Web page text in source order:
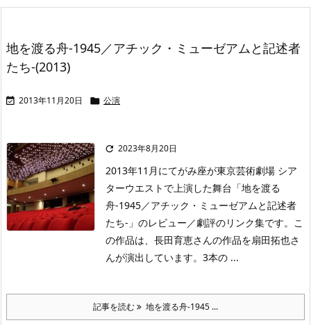
地を渡る舟-1945／アチック・ミューゼアムと記述者
たち-(2013)
 2013年11月20日  公演
 2023年8月20日
2013年11月にてがみ座が東京芸術劇場 シア
ターウエストで上演した舞台「地を渡る
舟-1945／アチック・ミューゼアムと記述者
たち-」のレビュー／劇評のリンク集です。こ
の作品は、長田育恵さんの作品を扇田拓也さ
んが演出しています。3本の ...
記事を読む 地を渡る舟-1945 ...